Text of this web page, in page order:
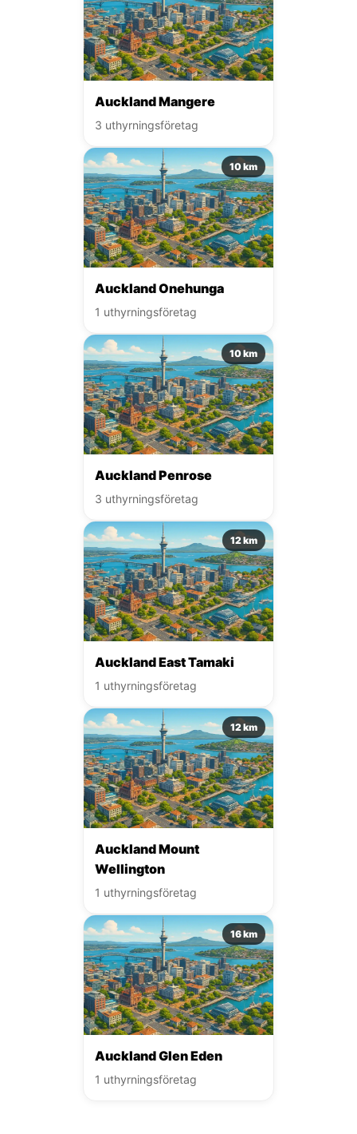
Auckland Mangere
3 uthyrningsföretag
10 km
Auckland Onehunga
1 uthyrningsföretag
10 km
Auckland Penrose
3 uthyrningsföretag
12 km
Auckland East Tamaki
1 uthyrningsföretag
12 km
Auckland Mount
Wellington
1 uthyrningsföretag
16 km
Auckland Glen Eden
1 uthyrningsföretag